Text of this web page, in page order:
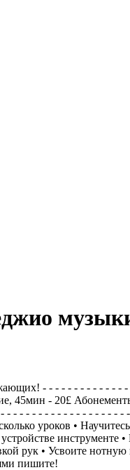
- - - - - - - - - - - - -
45мин - 20£
- - - - - - - - - - - - - - - - - -
уроков •
рук • Усвоите
пишите!